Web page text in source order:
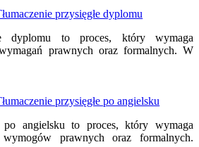
przysięgłe dyplomu
dyplomu to proces, który wymaga
prawnych oraz formalnych. W
przysięgłe po angielsku
po angielsku to proces, który wymaga
wymogów prawnych oraz formalnych.